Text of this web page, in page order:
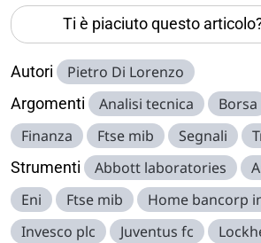
Ti è piaciuto questo
Autori Pietro Di Lorenzo
Argomenti Analisi tecnica Borsa
Finanza
Ftse mib Segnali
Strumenti Abbott laboratories
Eni
Ftse mib Home bancorp
Invesco plc
Juventus fc